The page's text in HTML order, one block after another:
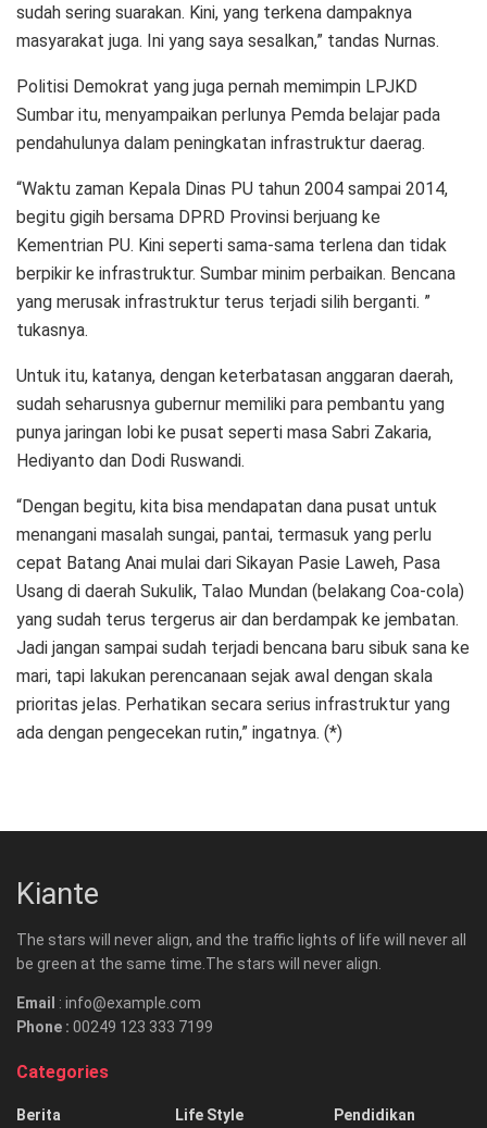
sudah sering suarakan. Kini, yang terkena dampaknya
masyarakat juga. Ini yang saya sesalkan,” tandas Nurnas.
Politisi Demokrat yang juga pernah memimpin LPJKD
Sumbar itu, menyampaikan perlunya Pemda belajar pada
pendahulunya dalam peningkatan infrastruktur daerag.
“Waktu zaman Kepala Dinas PU tahun 2004 sampai 2014,
begitu gigih bersama DPRD Provinsi berjuang ke
Kementrian PU. Kini seperti sama-sama terlena dan tidak
berpikir ke infrastruktur. Sumbar minim perbaikan. Bencana
yang merusak infrastruktur terus terjadi silih berganti. ”
tukasnya.
Untuk itu, katanya, dengan keterbatasan anggaran daerah,
sudah seharusnya gubernur memiliki para pembantu yang
punya jaringan lobi ke pusat seperti masa Sabri Zakaria,
Hediyanto dan Dodi Ruswandi.
“Dengan begitu, kita bisa mendapatan dana pusat untuk
menangani masalah sungai, pantai, termasuk yang perlu
cepat Batang Anai mulai dari Sikayan Pasie Laweh, Pasa
Usang di daerah Sukulik, Talao Mundan (belakang Coa-cola)
yang sudah terus tergerus air dan berdampak ke jembatan.
Jadi jangan sampai sudah terjadi bencana baru sibuk sana ke
mari, tapi lakukan perencanaan sejak awal dengan skala
prioritas jelas. Perhatikan secara serius infrastruktur yang
ada dengan pengecekan rutin,” ingatnya. (*)
Kiante
The stars will never align, and the traffic lights of life will never all
be green at the same time.The stars will never align.
Email : info@example.com
Phone : 00249 123 333 7199
Categories
Berita
Life Style
Pendidikan